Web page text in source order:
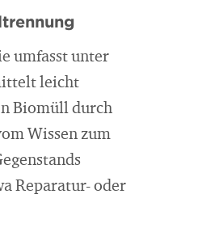
umfasst unter
leicht
Biomüll durch
Wissen zum
Reparatur- oder